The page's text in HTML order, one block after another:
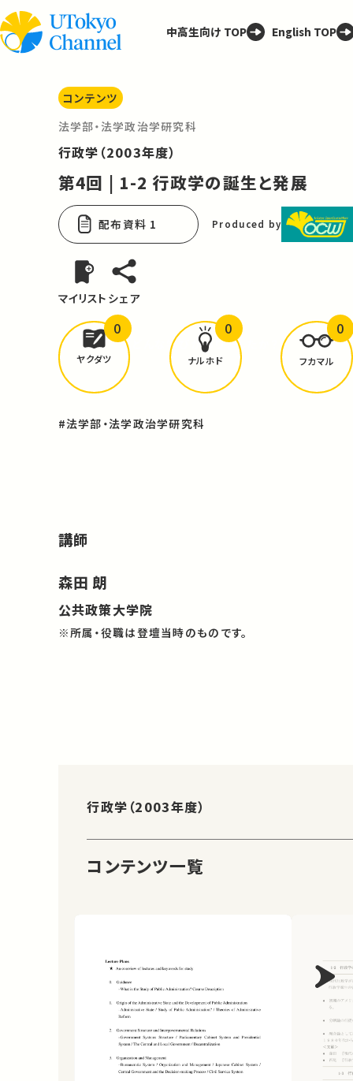
中高生向け TOP English TOP
コンテンツ
法学部・法学政治学研究科
行政学（2003年度）
第4回 | 1-2 行政学の誕生と発展
配布資料 1 Produced by
マイリスト シェア
どんな学びがありましたか？
ヤクダツ
0
ナルホド
0
フカマル
0
#法学部・法学政治学研究科
講師
森田 朗
公共政策大学院
※所属・役職は登壇当時のものです。
行政学（2003年度）
コンテンツ一覧